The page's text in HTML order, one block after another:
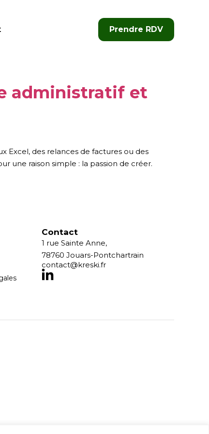
Prendre RDV
administratif et
Excel, des relances de factures ou des
une raison simple : la passion de créer.
Contact
1 rue Sainte Anne,
78760 Jouars-Pontchartrain
contact@kreski.fr